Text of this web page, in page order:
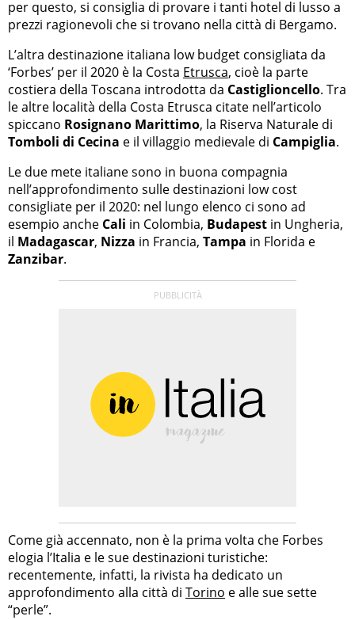
per questo, si consiglia di provare i tanti hotel di lusso a
prezzi ragionevoli che si trovano nella città di Bergamo.
L’altra destinazione italiana low budget consigliata da
‘Forbes’ per il 2020 è la Costa Etrusca, cioè la parte
costiera della Toscana introdotta da Castiglioncello. Tra
le altre località della Costa Etrusca citate nell’articolo
spiccano Rosignano Marittimo, la Riserva Naturale di
Tomboli di Cecina e il villaggio medievale di Campiglia.
Le due mete italiane sono in buona compagnia
nell’approfondimento sulle destinazioni low cost
consigliate per il 2020: nel lungo elenco ci sono ad
esempio anche Cali in Colombia, Budapest in Ungheria,
il Madagascar, Nizza in Francia, Tampa in Florida e
Zanzibar.
Come già accennato, non è la prima volta che Forbes
elogia l’Italia e le sue destinazioni turistiche:
recentemente, infatti, la rivista ha dedicato un
approfondimento alla città di Torino e alle sue sette
“perle”.